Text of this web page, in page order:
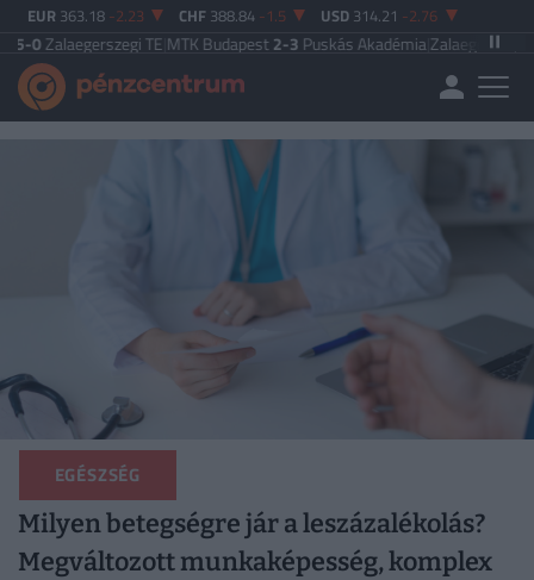
EUR 363.18 -2.23 CHF 388.84 -1.5 USD 314.21 -2.76
TE|MTK Budapest 2-3Puskás Akadémia|Zalaegerszegi TE 5-2
EGÉSZSÉG
Milyen betegségre jár a leszázalékolás?
Megváltozott munkaképesség, komplex